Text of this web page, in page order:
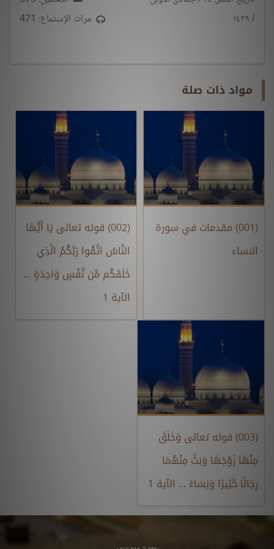
/ ١٤٣٩
مرات الإستماع: 471
مواد ذات صلة
(001) مقدمات في سورة
النساء
(002) قوله تعالى يَا أَيُّهَا
النَّاسُ اتَّقُوا رَبَّكُمُ الَّذِي
خَلَقَكُم مِّن نَّفْسٍ وَاحِدَةٍ ...
الآية 1
(003) قوله تعالى وَخَلَقَ
مِنْهَا زَوْجَهَا وَبَثَّ مِنْهُمَا
رِجَالًا كَثِيرًا وَنِسَاءً ... الآية 1